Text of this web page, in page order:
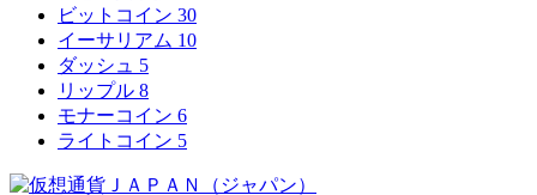
ビットコイン 30
イーサリアム 10
ダッシュ 5
リップル 8
モナーコイン 6
ライトコイン 5